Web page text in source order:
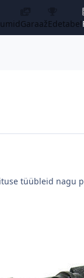
GaraažEdetabel
tüübleid nagu